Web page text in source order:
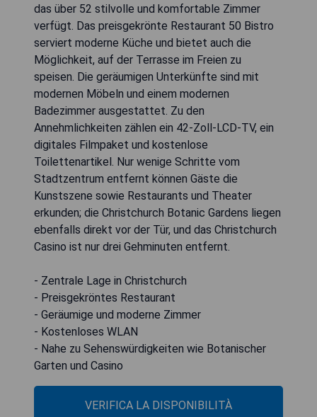
das über 52 stilvolle und komfortable Zimmer
verfügt. Das preisgekrönte Restaurant 50 Bistro
serviert moderne Küche und bietet auch die
Möglichkeit, auf der Terrasse im Freien zu
speisen. Die geräumigen Unterkünfte sind mit
modernen Möbeln und einem modernen
Badezimmer ausgestattet. Zu den
Annehmlichkeiten zählen ein 42-Zoll-LCD-TV, ein
digitales Filmpaket und kostenlose
Toilettenartikel. Nur wenige Schritte vom
Stadtzentrum entfernt können Gäste die
Kunstszene sowie Restaurants und Theater
erkunden; die Christchurch Botanic Gardens liegen
ebenfalls direkt vor der Tür, und das Christchurch
Casino ist nur drei Gehminuten entfernt.
- Zentrale Lage in Christchurch
- Preisgekröntes Restaurant
- Geräumige und moderne Zimmer
- Kostenloses WLAN
- Nahe zu Sehenswürdigkeiten wie Botanischer
Garten und Casino
VERIFICA LA DISPONIBILITÀ